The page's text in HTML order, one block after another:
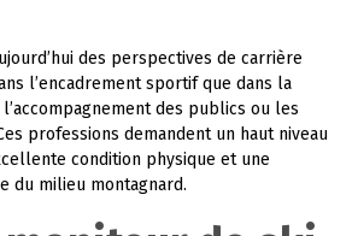
des perspectives de carrière
l’encadrement sportif que dans la
des publics ou les
professions demandent un haut niveau
condition physique et une
du milieu montagnard.